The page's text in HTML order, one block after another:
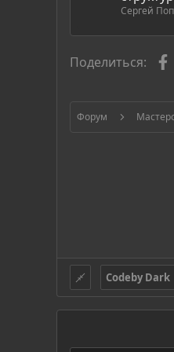
Сергей
Поделиться:
Форум
Codeby Dark